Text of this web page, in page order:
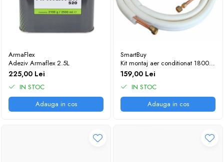
ArmaFlex
Adeziv Armaflex 2.5L
225,00 Lei
IN STOC
Adauga in cos
SmartBuy
Kit montaj aer conditionat 18000
BTU, teava 1/4 - 1/2 - 3 metri
159,00 Lei
IN STOC
Adauga in cos